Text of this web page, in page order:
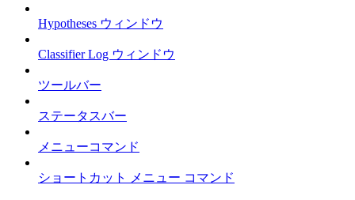
Hypotheses ウィンドウ
Classifier Log ウィンドウ
ツールバー
ステータスバー
メニューコマンド
ショートカット メニュー コマンド